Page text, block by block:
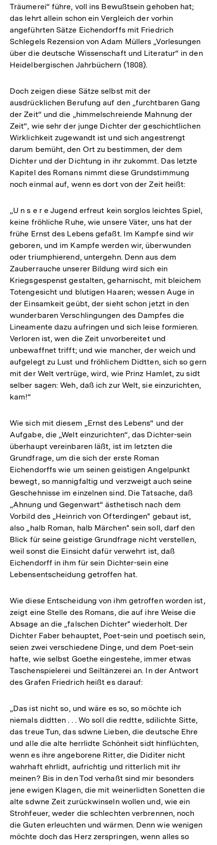
Träumerei“ führe, voll ins Bewußtsein gehoben hat;
das lehrt allein schon ein Vergleich der vorhin
angeführten Sätze Eichendorffs mit Friedrich
Schlegels Rezension von Adam Müllers „Vorlesungen
über die deutsche Wissenschaft und Literatur“ in den
Heidelbergischen Jahrbüchern (1808).
Doch zeigen diese Sätze selbst mit der
ausdrücklichen Berufung auf den „furchtbaren Gang
der Zeit“ und die „himmelschreiende Mahnung der
Zeit“, wie sehr der junge Dichter der geschichtlichen
Wirklichkeit zugewandt ist und sich angestrengt
darum bemüht, den Ort zu bestimmen, der dem
Dichter und der Dichtung in ihr zukommt. Das letzte
Kapitel des Romans nimmt diese Grundstimmung
noch einmal auf, wenn es dort von der Zeit heißt:
„U n s e r e Jugend erfreut kein sorglos leichtes Spiel,
keine fröhliche Ruhe, wie unsere Väter, uns hat der
frühe Ernst des Lebens gefaßt. Im Kampfe sind wir
geboren, und im Kampfe werden wir, überwunden
oder triumphierend, untergehn. Denn aus dem
Zauberrauche unserer Bildung wird sich ein
Kriegsgespenst gestalten, geharnischt, mit bleichem
Totengesicht und blutigen Haaren; wessen Auge in
der Einsamkeit geübt, der sieht schon jetzt in den
wunderbaren Verschlingungen des Dampfes die
Lineamente dazu aufringen und sich leise formieren.
Verloren ist, wen die Zeit unvorbereitet und
unbewaffnet trifft; und wie mancher, der weich und
aufgelegt zu Lust und fröhlichem Didtten, sich so gern
mit der Welt vertrüge, wird, wie Prinz Hamlet, zu sidt
selber sagen: Weh, daß ich zur Welt, sie einzurichten,
kam!“
Wie sich mit diesem „Ernst des Lebens“ und der
Aufgabe, die „Welt einzurichten“, das Dichter-sein
überhaupt vereinbaren läßt, ist im letzten die
Grundfrage, um die sich der erste Roman
Eichendorffs wie um seinen geistigen Angelpunkt
bewegt, so mannigfaltig und verzweigt auch seine
Geschehnisse im einzelnen sind. Die Tatsache, daß
„Ahnung und Gegenwart“ ästhetisch nach dem
Vorbild des „Heinrich von Ofterdingen" gebaut ist,
also „halb Roman, halb Märchen" sein soll, darf den
Blick für seine geistige Grundfrage nicht verstellen,
weil sonst die Einsicht dafür verwehrt ist, daß
Eichendorff in ihm für sein Dichter-sein eine
Lebensentscheidung getroffen hat.
Wie diese Entscheidung von ihm getroffen worden ist,
zeigt eine Stelle des Romans, die auf ihre Weise die
Absage an die „falschen Dichter" wiederholt. Der
Dichter Faber behauptet, Poet-sein und poetisch sein,
seien zwei verschiedene Dinge, und dem Poet-sein
hafte, wie selbst Goethe eingestehe, immer etwas
Taschenspielerei und Seiltänzerei an. In der Antwort
des Grafen Friedrich heißt es darauf:
„Das ist nicht so, und wäre es so, so möchte ich
niemals didtten . . . Wo soll die redtte, sdilichte Sitte,
das treue Tun, das sdwne Lieben, die deutsche Ehre
und alle die alte herrlidte Schönheit sidt hinflüchten,
wenn es ihre angeborene Ritter, die Diditer nicht
wahrhaft ehrlidt, aufrichtig und ritterlich mit ihr
meinen? Bis in den Tod verhaßt sind mir besonders
jene ewigen Klagen, die mit weinerlidten Sonetten die
alte sdwne Zeit zurückwinseln wollen und, wie ein
Strohfeuer, weder die schlechten verbrennen, noch
die Guten erleuchten und wärmen. Denn wie wenigen
möchte doch das Herz zerspringen, wenn alles so